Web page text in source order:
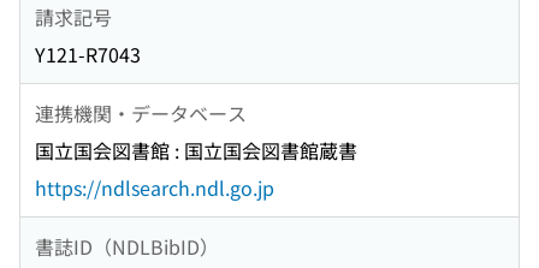
請求記号
Y121-R7043
連携機関・データベース
国立国会図書館 : 国立国会図書館蔵書
https://ndlsearch.ndl.go.jp
書誌ID（NDLBibID）